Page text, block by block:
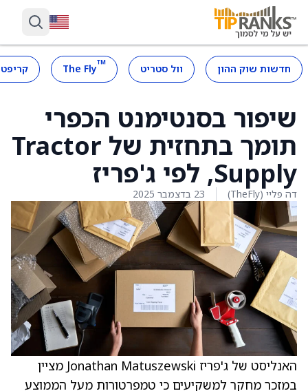
חדשות שוק ההון וול סטריט ™
The Fly
שיפור בסנטימנט הכפרי
תומך בתחזית של Tractor
Supply, לפי ג'פריז
דה פליי (TheFly) 23 בדצמבר 2025
האנליסט של ג'פריז Jonathan Matuszewski מציין
במזכר מחקר למשקיעים כי טמפרטורות מעל הממוצע